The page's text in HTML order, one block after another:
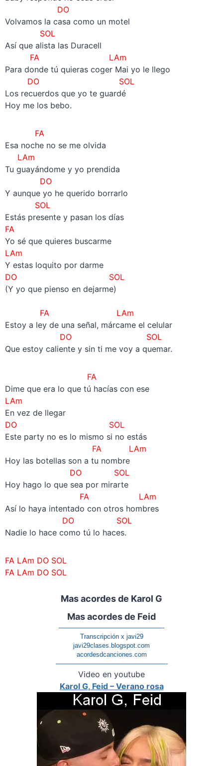
DO
Volvamos la casa como un motel
SOL
Así que alista las Duracell
FA LAm
Para donde tú quieras coger Mai yo le llego
DO SOL
Los recuerdos que yo te guardé
Hoy me los bebo.
FA
Esa noche no se me olvida
LAm
Tu guayándome y yo prendida
DO
Y aunque yo he querido borrarlo
SOL
Estás presente y pasan los días
FA
Yo sé que quieres buscarme
LAm
Y estas loquito por darme
DO SOL
(Y yo que pienso en dejarme)
FA LAm
Estoy a ley de una señal, márcame el celular
DO SOL
Que estoy caliente y sin ti me voy a quemar.
FA
Dime que era lo que tú hacías con ese
LAm
En vez de llegar
DO SOL
Este party no es lo mismo si no estás
FA LAm
Hoy las botellas son a tu nombre
DO SOL
Hoy hago lo que sea por mirarte
FA LAm
Así lo haya intentado con otros hombres
DO SOL
Nadie lo hace como tú lo haces.
FA LAm DO SOL
FA LAm DO SOL
Mas acordes de Karol G
Mas acordes de Feid
————————————————-
Transcripción x javi29
javi29clases.blogspot.com
acordesdcanciones.com
—————————————————-
Video en youtube
Karol G, Feid – Verano rosa